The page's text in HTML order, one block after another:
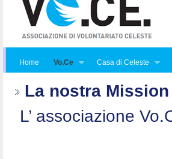
Home Vo.Ce Casa di Celeste
La nostra Mission
L’ associazione